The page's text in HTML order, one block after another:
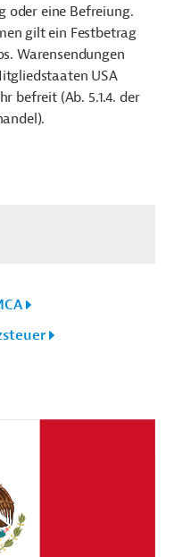
oder eine Befreiung.
gilt ein Festbetrag
Warensendungen
USA
befreit (Ab. 5.1.4. der